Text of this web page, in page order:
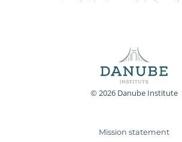
© 2026 Danube Institute
Mission statement